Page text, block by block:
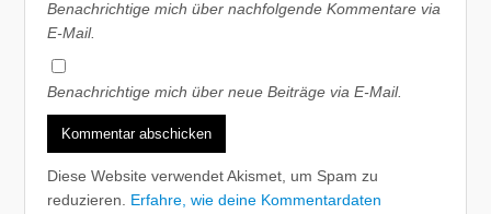
Benachrichtige mich über nachfolgende Kommentare via
E-Mail.
Benachrichtige mich über neue Beiträge via E-Mail.
Diese Website verwendet Akismet, um Spam zu
reduzieren. Erfahre, wie deine Kommentardaten